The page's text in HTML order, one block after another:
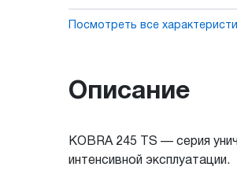
Посмотреть все
Описание
KOBRA 245 TS — серия
интенсивной эксплуатации.